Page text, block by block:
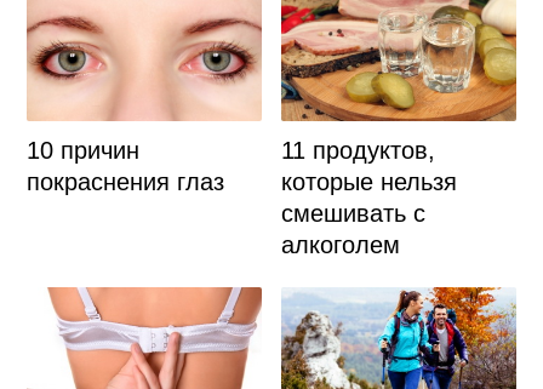
10 причин
покраснения глаз
11 продуктов,
которые нельзя
смешивать с
алкоголем